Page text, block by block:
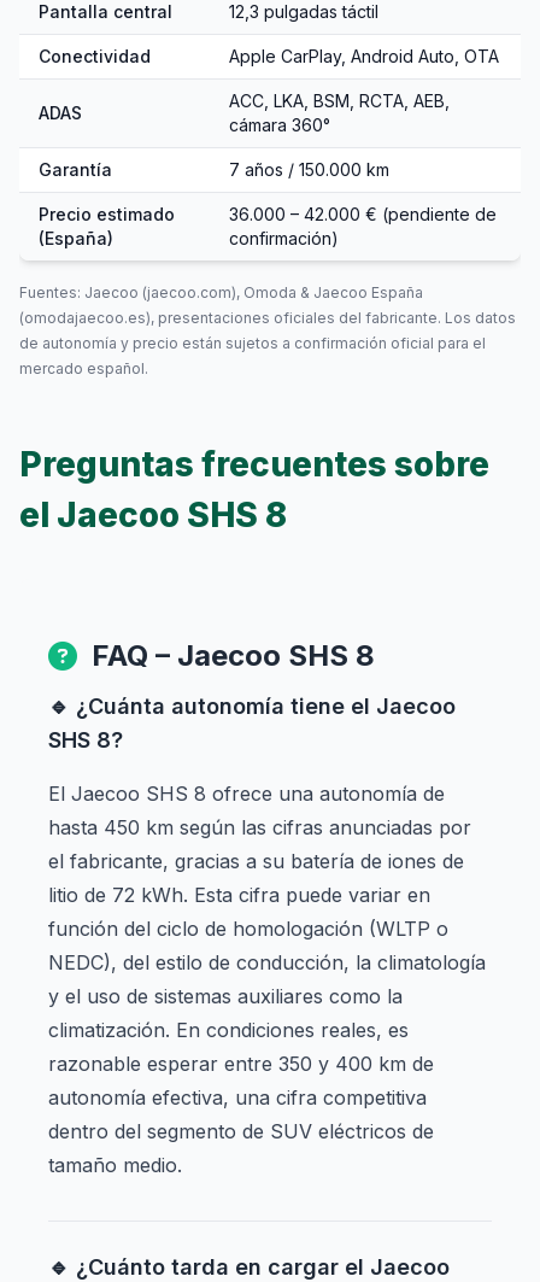
Pantalla central 12,3 pulgadas táctil
Conectividad Apple CarPlay, Android Auto, OTA
ADAS
ACC, LKA, BSM, RCTA, AEB,
cámara 360°
Garantía 7 años / 150.000 km
Precio estimado
(España)
36.000 – 42.000 € (pendiente de
confirmación)
Fuentes: Jaecoo (jaecoo.com), Omoda & Jaecoo España
(omodajaecoo.es), presentaciones oficiales del fabricante. Los datos
de autonomía y precio están sujetos a confirmación oficial para el
mercado español.
Preguntas frecuentes sobre
el Jaecoo SHS 8
FAQ – Jaecoo SHS 8
🔹 ¿Cuánta autonomía tiene el Jaecoo
SHS 8?
El Jaecoo SHS 8 ofrece una autonomía de
hasta 450 km según las cifras anunciadas por
el fabricante, gracias a su batería de iones de
litio de 72 kWh. Esta cifra puede variar en
función del ciclo de homologación (WLTP o
NEDC), del estilo de conducción, la climatología
y el uso de sistemas auxiliares como la
climatización. En condiciones reales, es
razonable esperar entre 350 y 400 km de
autonomía efectiva, una cifra competitiva
dentro del segmento de SUV eléctricos de
tamaño medio.
🔹 ¿Cuánto tarda en cargar el Jaecoo